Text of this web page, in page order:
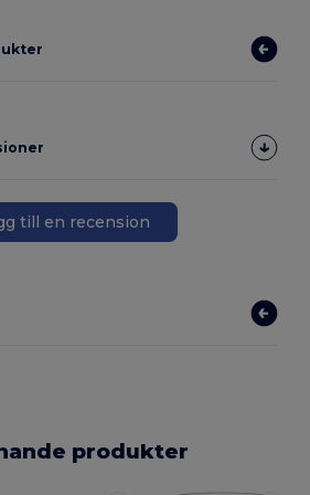
till en recension
produkter